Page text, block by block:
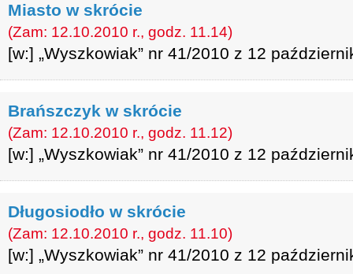
Miasto w skrócie
(Zam: 12.10.2010 r., godz. 11.14)
[w:] „Wyszkowiak” nr 41/2010 z 12
Brańszczyk w skrócie
(Zam: 12.10.2010 r., godz. 11.12)
[w:] „Wyszkowiak” nr 41/2010 z 12
Długosiodło w skrócie
(Zam: 12.10.2010 r., godz. 11.10)
[w:] „Wyszkowiak” nr 41/2010 z 12